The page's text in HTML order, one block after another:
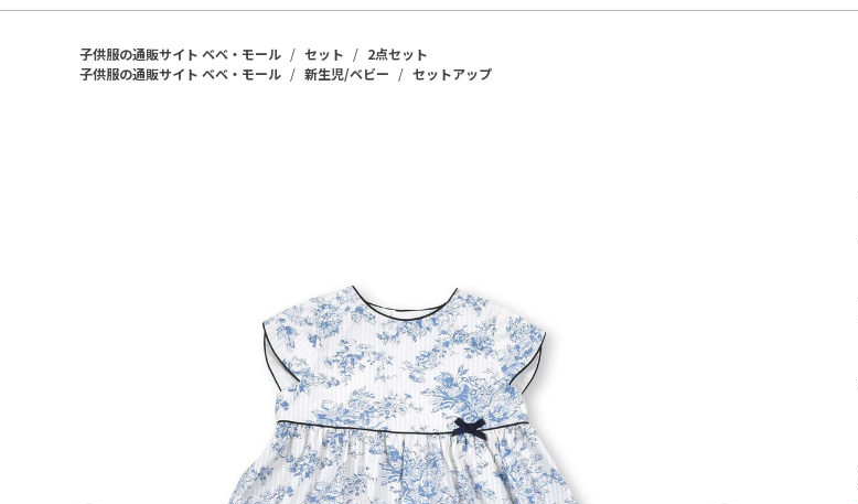
子供服の通販サイト ベベ・モール セット
2点セット
子供服の通販サイト ベベ・モール
新生児/ベビー セットアップ